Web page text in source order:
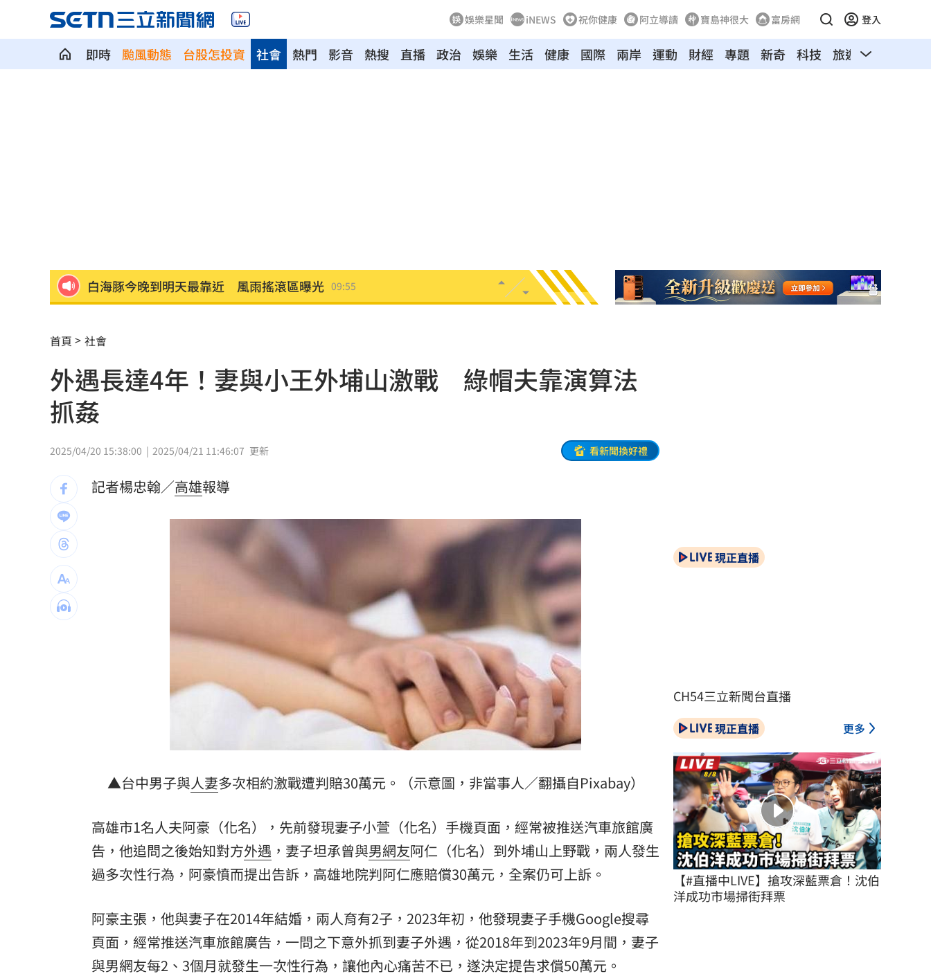
娛樂星聞 iNEWS 祝你健康 阿立導讀 寶島神很大 富房網 登入
即時 颱風動態 台股怎投資 熱門 影音 熱搜 直播 政治
社會 娛樂 生活 健康 國際 兩岸 運動 財經 專題 新奇 科技 旅遊 汽車
白海豚今晚到明天最靠近 風雨搖滾區曝光 09:55
網友曬截圖控女友曾當小三 姜厚任回應了
不滿長期被碎念 尪抓狂揮金屬拐杖殺妻 09:45
周曉涵台語笑瘋全網 陳亞蘭放棄教學
母入獄陸軍兒探監逃兵…躲一年判拘役59天
邱瓈寬公司營收衰退 點名王心凌、楊丞琳
裘莉哥哥出櫃 認了：「我是同性戀」 09:23
楚奧特第6次在生日開轟 成MLB史上第3人
父親節少了爸爸 林逸欣哭揭他生前暖舉 09:17
漢光演習遇父親節 賴清德感性致謝國軍 09:17
5歲女62%燒傷搶救2個月！他曝父親節願望
雲林羊肉染戴奧辛！食藥署曝最新稽查進度
09:09
LIVE三立+24小時直播 15:27
三立iNEWS新聞台線上直播 18:00
商場戰國來臨 台中「頂奢大道」逐漸成形 12:00
「拍片人的多重宇宙」職涯論壇9/12登場！ 10:30
8國球員齊聚高雄 Formosa 7s掀足球熱潮
首頁 社會
外遇長達4年！妻與小王外埔山激戰 綠帽夫靠演算法
抓姦
2025/04/20 15:38:00 2025/04/21 11:46:07 更新 看新聞換好禮
記者楊忠翰／高雄報導
▲台中男子與人妻多次相約激戰遭判賠30萬元。（示意圖，非當事人／翻攝自Pixabay）
高雄市1名人夫阿豪（化名），先前發現妻子小萱（化名）手機頁面，經常被推送汽車旅館廣
告，他追問之後始知對方外遇 ，妻子坦承曾與男網友阿仁（化名）到外埔山上野戰，兩人發生
過多次性行為，阿豪憤而提出告訴，高雄地院判阿仁應賠償30萬元，全案仍可上訴。
阿豪主張，他與妻子在2014年結婚，兩人育有2子，2023年初，他發現妻子手機Google搜尋
頁面，經常推送汽車旅館廣告，一問之下意外抓到妻子外遇，從2018年到2023年9月間，妻子
與男網友每2、3個月就發生一次性行為，讓他內心痛苦不已，遂決定提告求償50萬元。
現正直播
CH54三立新聞台直播
現正直播 更多
【#直播中LIVE】搶攻深藍票倉！沈伯
洋成功市場掃街拜票